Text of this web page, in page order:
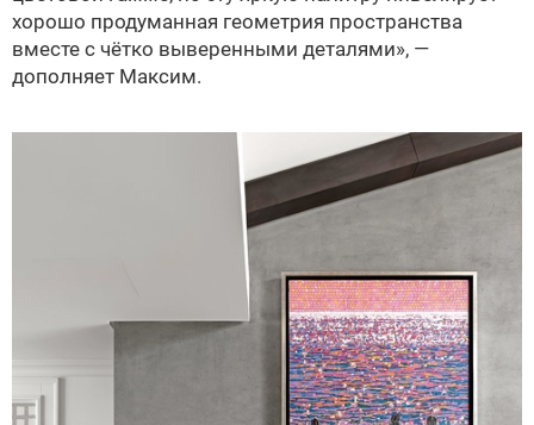
хорошо продуманная геометрия пространства
вместе с чётко выверенными деталями», —
дополняет Максим.